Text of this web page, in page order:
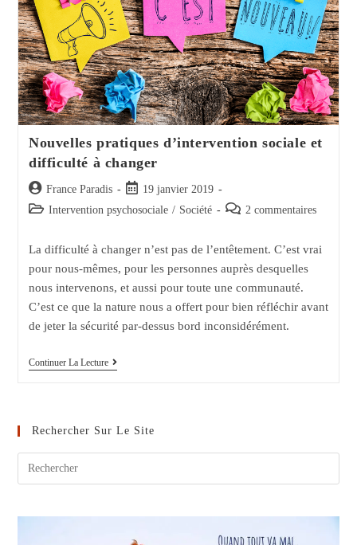
Nouvelles pratiques d’intervention sociale et
difficulté à changer
Auteur/autrice
de
France Paradis
Post
published:
19 janvier 2019
Post Intervention psychosociale / Société
Post 2 commentaires
La difficulté à changer n’est pas de l’entêtement. C’est vrai
pour nous-mêmes, pour les personnes auprès desquelles
nous intervenons, et aussi pour toute une communauté.
C’est ce que la nature nous a offert pour bien réfléchir avant
de jeter la sécurité par-dessus bord inconsidérément.
Continuer La LectureNouvelles
Difficulté
Changer
Rechercher Sur Le Site